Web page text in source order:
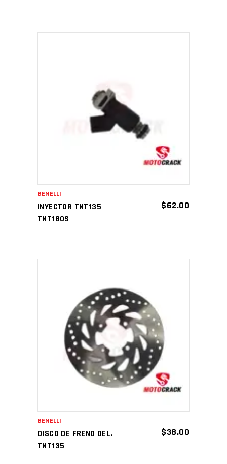
AÑADIR AL CARRITO
INYECTOR TNT135
TNT180S
$62.00
BENELLI
AÑADIR AL CARRITO
DISCO DE FRENO DEL.
TNT135
$38.00
BENELLI